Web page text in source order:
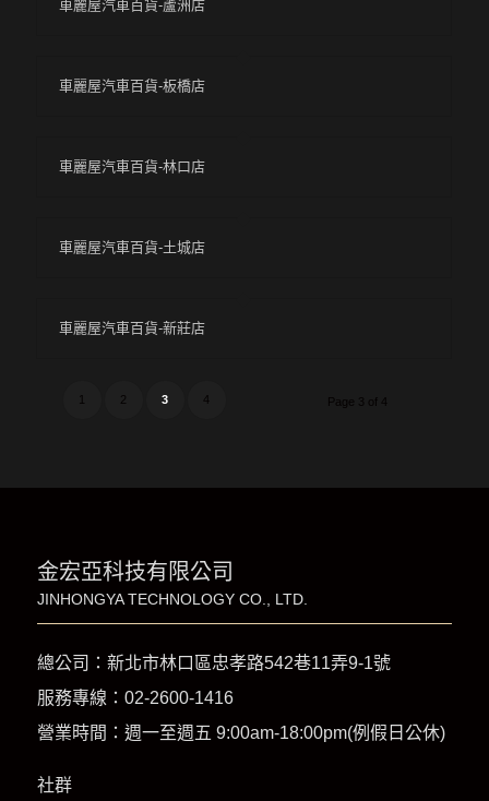
車麗屋汽車百貨-蘆洲店
車麗屋汽車百貨-板橋店
車麗屋汽車百貨-林口店
車麗屋汽車百貨-土城店
車麗屋汽車百貨-新莊店
Page 3 of 4
1 2 3 4
金宏亞科技有限公司
JINHONGYA TECHNOLOGY CO., LTD.
總公司：新北市林口區忠孝路542巷11弄9-1號
服務專線： 02-2600-1416
營業時間：週一至週五 9:00am-18:00pm(例假日公休)
社群